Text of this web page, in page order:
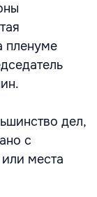
пленуме
дел,
с
места